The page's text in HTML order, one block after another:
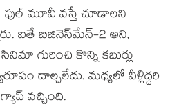
మూవీ వ‌స్తే చూడాల‌ని
ఐతే బిజినెస్‌మేన్‌-2 అని,
గురించి కొన్ని క‌బుర్లు
దాల్చ‌లేదు. మ‌ధ్య‌లో వీళ్లిద్ద‌రి
వ‌చ్చింది.